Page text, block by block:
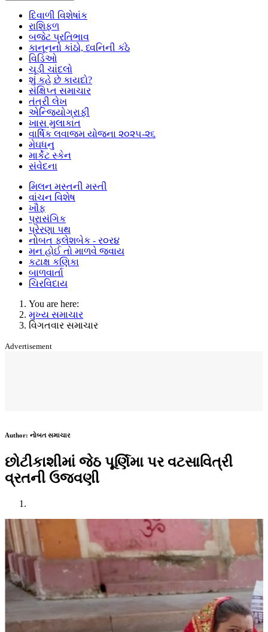
દિવાળી વિશેષાંક
રાશિફળ
બજેટ પ્રતિભાવ
કાનૂનનો કાંઠો, ધ્વનિની કંઠે
વિડિઓ
ચૂડી ચાંદલો
શું કહે છે કાયદો?
સંક્ષિપ્ત સમાચાર
તંત્રી લેખ
એન્જિયોગ્રાફી
ખાસ મુલાકાત
વાર્ષિક લવાજમ યોજના ૨૦૨૫-૨૬
મેઘધનુ
માર્કેટ સ્કેન
સંવેદના
મિલન મસ્તની મસ્તી
વાંચન વિશેષ
ખૌફ
પ્રાસંગિક
પ્રેરણા પથ
નોબત ફ્લેશબેક - ર૦ર૪
મન હોઈ તો માળવે જવાય
કટાક્ષ કણિકા
બાળવાર્તા
ચિરવિદાય
You are here:
મુખ્ય સમાચાર
વિગતવાર સમાચાર
Advertisement
Author: નોબત સમાચાર
છોટીકાશીમાં જેઠ પૂર્ણિમા પર વટસાવિત્રી
વ્રતની ઉજવણી